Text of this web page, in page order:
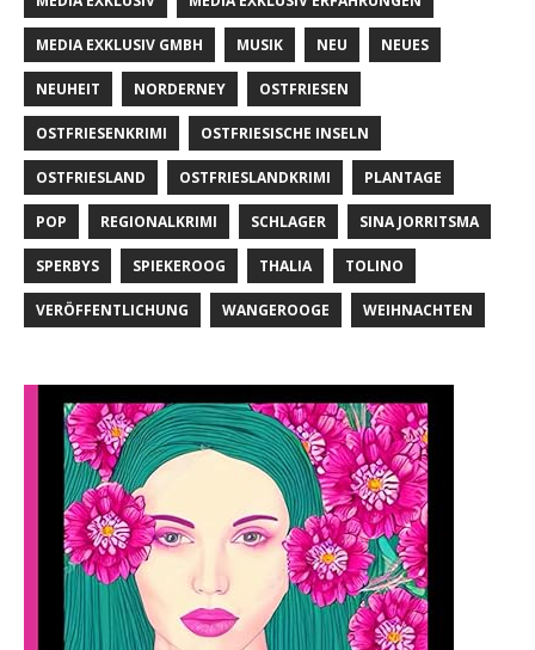
MEDIA EXKLUSIV GMBH MUSIK NEU NEUES
NEUHEIT NORDERNEY OSTFRIESEN
OSTFRIESENKRIMI OSTFRIESISCHE INSELN
OSTFRIESLAND OSTFRIESLANDKRIMI PLANTAGE
POP REGIONALKRIMI SCHLAGER SINA JORRITSMA
SPERBYS SPIEKEROOG THALIA TOLINO
VERÖFFENTLICHUNG WANGEROOGE WEIHNACHTEN